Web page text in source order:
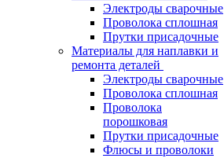
Электроды сварочные
Проволока сплошная
Прутки присадочные
Материалы для наплавки и
ремонта деталей
Электроды сварочные
Проволока сплошная
Проволока
порошковая
Прутки присадочные
Флюсы и проволоки